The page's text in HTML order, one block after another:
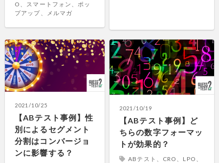
O、スマートフォン、ポッ
プアップ、メルマガ
2021/10/25
【ABテスト事例】性
別によるセグメント
分割はコンバージョ
ンに影響する？
2021/10/19
【ABテスト事例】ど
ちらの数字フォーマッ
トが効果的？
ABテスト、CRO、LPO、